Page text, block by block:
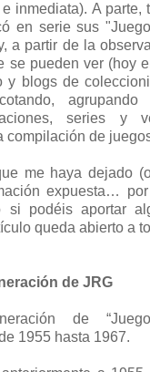
inmediata). A parte,
en serie sus
a partir de la
se pueden ver (hoy
y blogs de
series y
compilación de
me haya dejado
expuesta…
si podéis aportar
queda abierto a
de JRG
de
1955 hasta 1967.